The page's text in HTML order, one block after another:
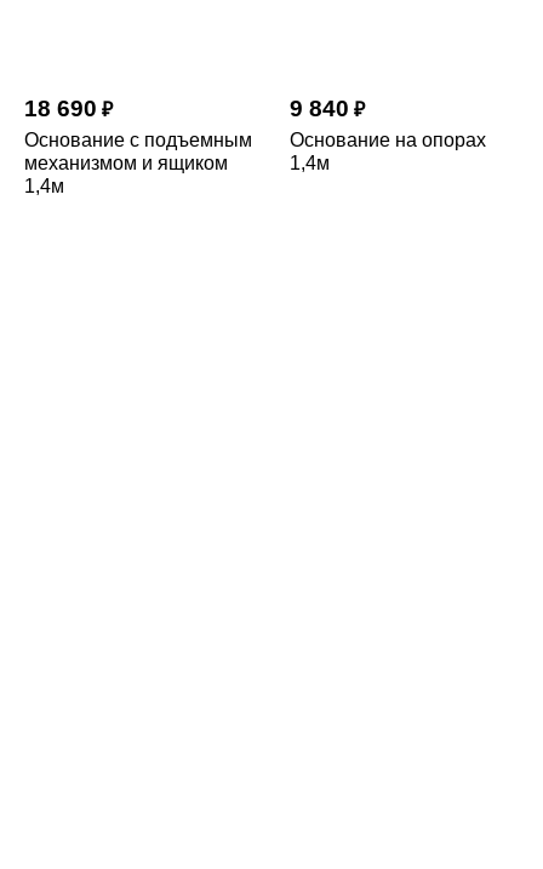
18 690 ₽
Основание с подъемным
механизмом и ящиком
1,4м
9 840 ₽
Основание на опорах
1,4м